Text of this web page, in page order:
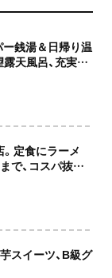
銭湯＆日帰り温
露天風呂、充実の
定食にラーメ
で、コスパ抜群
ご紹介！
スイーツ、B級グ